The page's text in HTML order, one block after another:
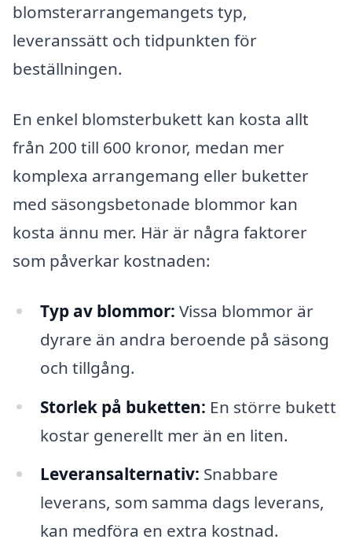
blomsterarrangemangets typ,
leveranssätt och tidpunkten för
beställningen.
En enkel blomsterbukett kan kosta allt
från 200 till 600 kronor, medan mer
komplexa arrangemang eller buketter
med säsongsbetonade blommor kan
kosta ännu mer. Här är några faktorer
som påverkar kostnaden:
Typ av blommor: Vissa blommor är
dyrare än andra beroende på säsong
och tillgång.
Storlek på buketten: En större bukett
kostar generellt mer än en liten.
Leveransalternativ: Snabbare
leverans, som samma dags leverans,
kan medföra en extra kostnad.